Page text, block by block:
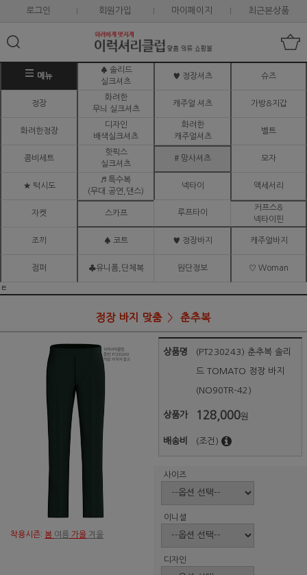
로그인 회원가입 마이페이지 최근본상품
메뉴
♠ 솔리드
실크셔츠
♥ 정장셔츠 슈즈
정장
화려한
무늬 실크셔츠
캐주얼 셔츠 가방&지갑
화려한정장
디자인
배색실크셔츠
화려한
캐주얼셔츠
벨트
콤비세트
핫픽스
실크셔츠
# 망사셔츠 모자
★ 턱시도
♬ 특수복
(무대.공연,댄스)
넥타이 액세서리
자켓 스카프 루프타이
커프스&
넥타이핀
조끼 ♠ 코트 ♥ 정장바지 캐주얼바지
점퍼 ♣유니폼,단체복 원단정보 ♡ Woman
ㅌ
정장 바지 맞춤 춘추복
착용시즌: 봄 여름 가을 겨울
상품명 (PT230243) 춘추복 솔리
드 TOMATO 정장 바지
(NO90TR-42)
상품가 128,000원
배송비 (조건)
사이즈
이니셜
디자인